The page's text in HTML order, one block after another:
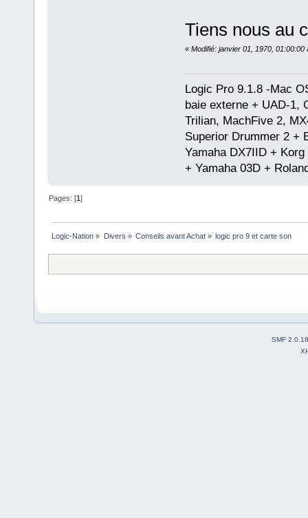
Tiens nous au
« Modifié: janvier 01, 1970, 01:00:00
Logic Pro 9.1.8 -Mac
baie externe + UAD-1,
Trilian, MachFive 2,
Superior Drummer 2 +
Yamaha DX7IID +
+ Yamaha 03D +
Pages: [1]
Logic-Nation » Divers » Conseils avant Achat» logic pro 9 et carte son
SMF 2.0.18